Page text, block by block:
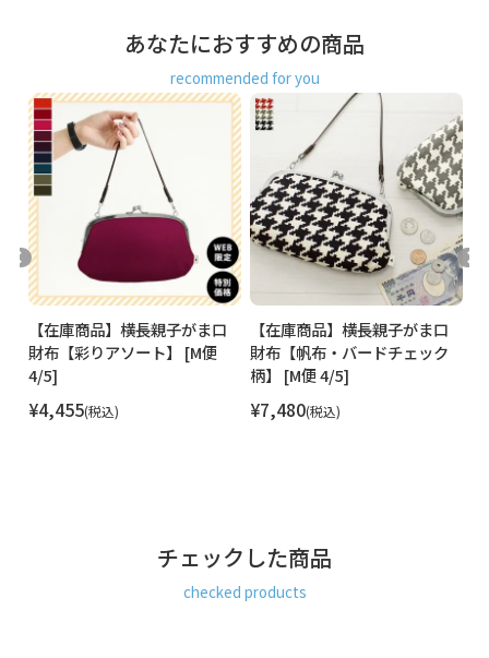
あなたにおすすめの商品
recommended for you
【在庫商品】横長親子がま口
財布【彩りアソート】 [M便
4/5]
¥4,455 税込
【在庫商品】横長親子がま口
財布【帆布・バードチェック
柄】 [M便 4/5]
¥7,480 税込
チェックした商品
checked products